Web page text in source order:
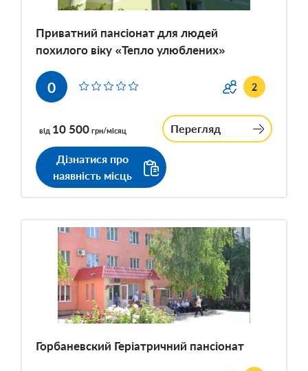
Приватний пансіонат для людей
похилого віку «Тепло улюблених»
0 2
від 10 500 грн/місяц Перегляд
Дізнатися про
наявність місць
Горбаневский Геріатричний пансіонат